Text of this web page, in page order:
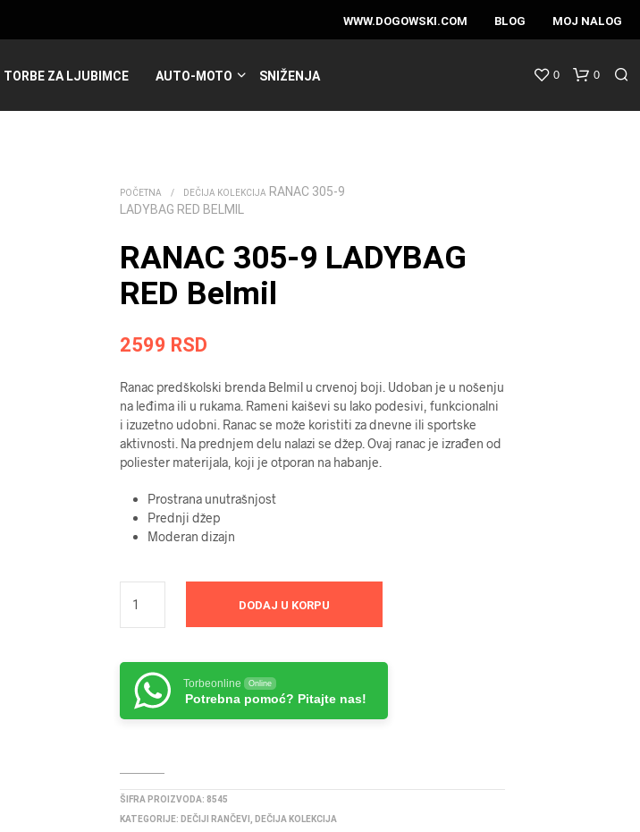
WWW.DOGOWSKI.COM BLOG MOJ NALOG
TORBE ZA LJUBIMCE AUTO-MOTO SNIŽENJA 0 0
POČETNA / DEČIJA KOLEKCIJA RANAC 305-9
LADYBAG RED BELMIL
RANAC 305-9 LADYBAG
RED Belmil
2599 RSD
Ranac predškolski brenda Belmil u crvenoj boji. Udoban je u nošenju
na leđima ili u rukama. Rameni kaiševi su lako podesivi, funkcionalni
i izuzetno udobni. Ranac se može koristiti za dnevne ili sportske
aktivnosti. Na prednjem delu nalazi se džep. Ovaj ranac je izrađen od
poliester materijala, koji je otporan na habanje.
Prostrana unutrašnjost
Prednji džep
Moderan dizajn
DODAJ U KORPU
Torbeonline Online
Potrebna pomoć? Pitajte nas!
ŠIFRA PROIZVODA:8545
KATEGORIJE: DEČIJI RANČEVI
DEČIJA KOLEKCIJA